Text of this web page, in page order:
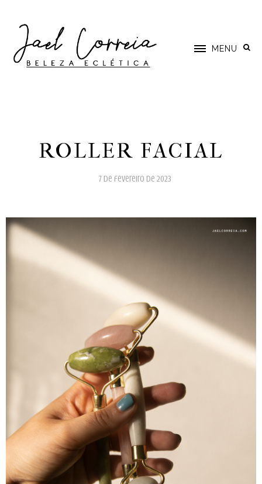
MENU
ROLLER FACIAL
7 de fevereiro de 2023